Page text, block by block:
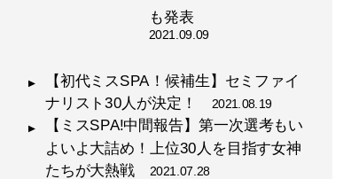
も発表
2021.09.09
【初代ミスSPA！候補生】セミファイ
ナリスト30人が決定！ 2021.08.19
【ミスSPA!中間報告】第一次選考もい
よいよ大詰め！上位30人を目指す女神
たちが大熱戦
2021.07.28